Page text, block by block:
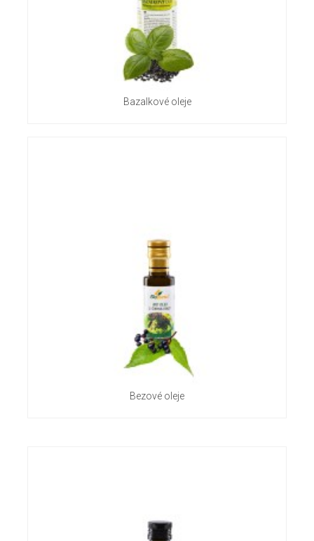
Bazalkové oleje
Bezové oleje